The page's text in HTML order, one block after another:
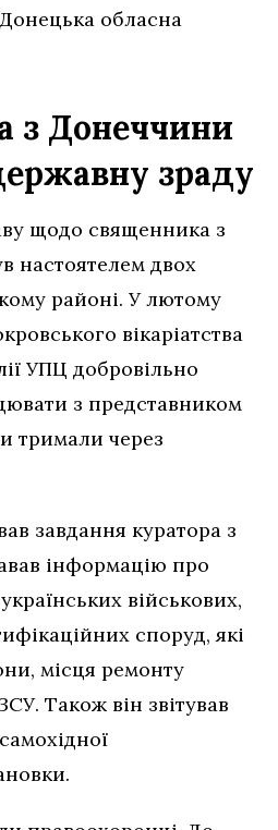
Донецька обласна
з Донеччини
зраду
щодо священника з
настоятелем двох
районі. У лютому
вікаріатства
УПЦ добровільно
з представником
тримали через
завдання куратора з
інформацію про
військових,
споруд, які
місця ремонту
Також він звітував